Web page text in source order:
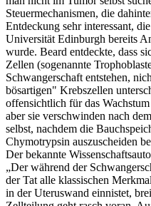
Steuermechanismen, die
Entdeckung sehr interessant,
Universität Edinburgh bereits
wurde. Beard entdeckte, dass
Zellen (sogenannte
Schwangerschaft entstehen,
bösartigen" Krebszellen
offensichtlich für das
aber sie verschwinden nach
selbst, nachdem die
Chymotrypsin auszuscheiden
Der bekannte
„Der während der
der Tat alle klassischen
in der Uteruswand einnistet,